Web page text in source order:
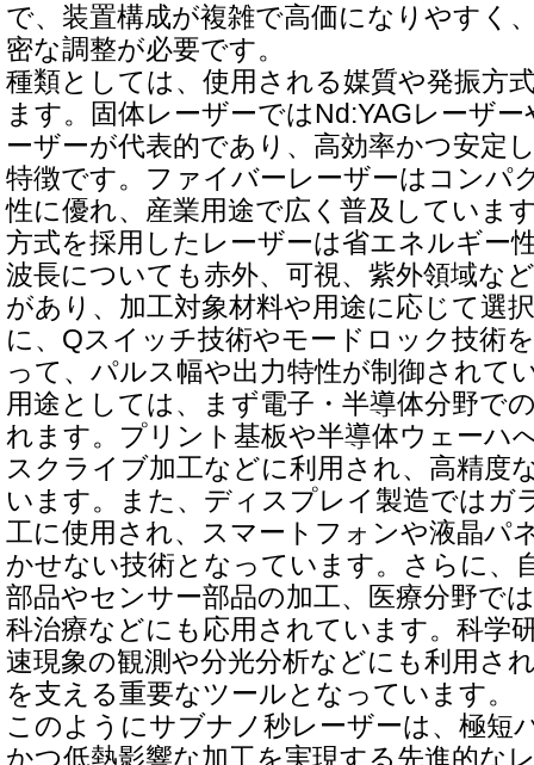
で、装置構成が複雑で高価になりやすく
密な調整が必要です。
種類としては、使用される媒質や発振方
ます。固体レーザーではNd:YAGレーザ
ーザーが代表的であり、高効率かつ安定
特徴です。ファイバーレーザーはコンパ
性に優れ、産業用途で広く普及していま
方式を採用したレーザーは省エネルギー
波長についても赤外、可視、紫外領域な
があり、加工対象材料や用途に応じて選
に、Qスイッチ技術やモードロック技術
って、パルス幅や出力特性が制御されて
用途としては、まず電子・半導体分野で
れます。プリント基板や半導体ウェーハ
スクライブ加工などに利用され、高精度
います。また、ディスプレイ製造ではガ
工に使用され、スマートフォンや液晶パ
かせない技術となっています。さらに、
部品やセンサー部品の加工、医療分野で
科治療などにも応用されています。科学
速現象の観測や分光分析などにも利用さ
を支える重要なツールとなっています。
このようにサブナノ秒レーザーは、極短
かつ低熱影響な加工を実現する先進的な